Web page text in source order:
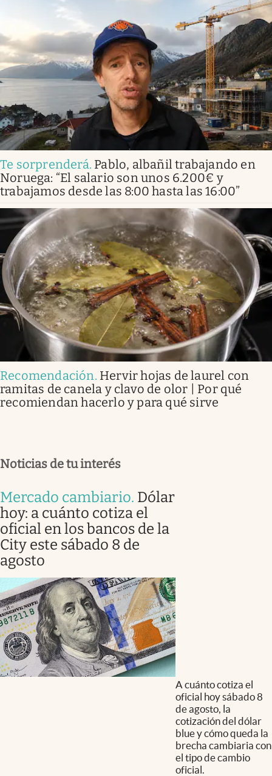
Te sorprenderá. Pablo, albañil trabajando en
Noruega: “El salario son unos 6.200€ y
trabajamos desde las 8:00 hasta las 16:00”
Recomendación. Hervir hojas de laurel con
ramitas de canela y clavo de olor | Por qué
recomiendan hacerlo y para qué sirve
Noticias de tu interés
Mercado cambiario. Dólar
hoy: a cuánto cotiza el
oficial en los bancos de la
City este sábado 8 de
agosto
A cuánto cotiza el
oficial hoy sábado 8
de agosto, la
cotización del dólar
blue y cómo queda la
brecha cambiaria con
el tipo de cambio
oficial.